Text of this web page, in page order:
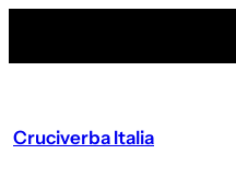
Cruciverba Italia